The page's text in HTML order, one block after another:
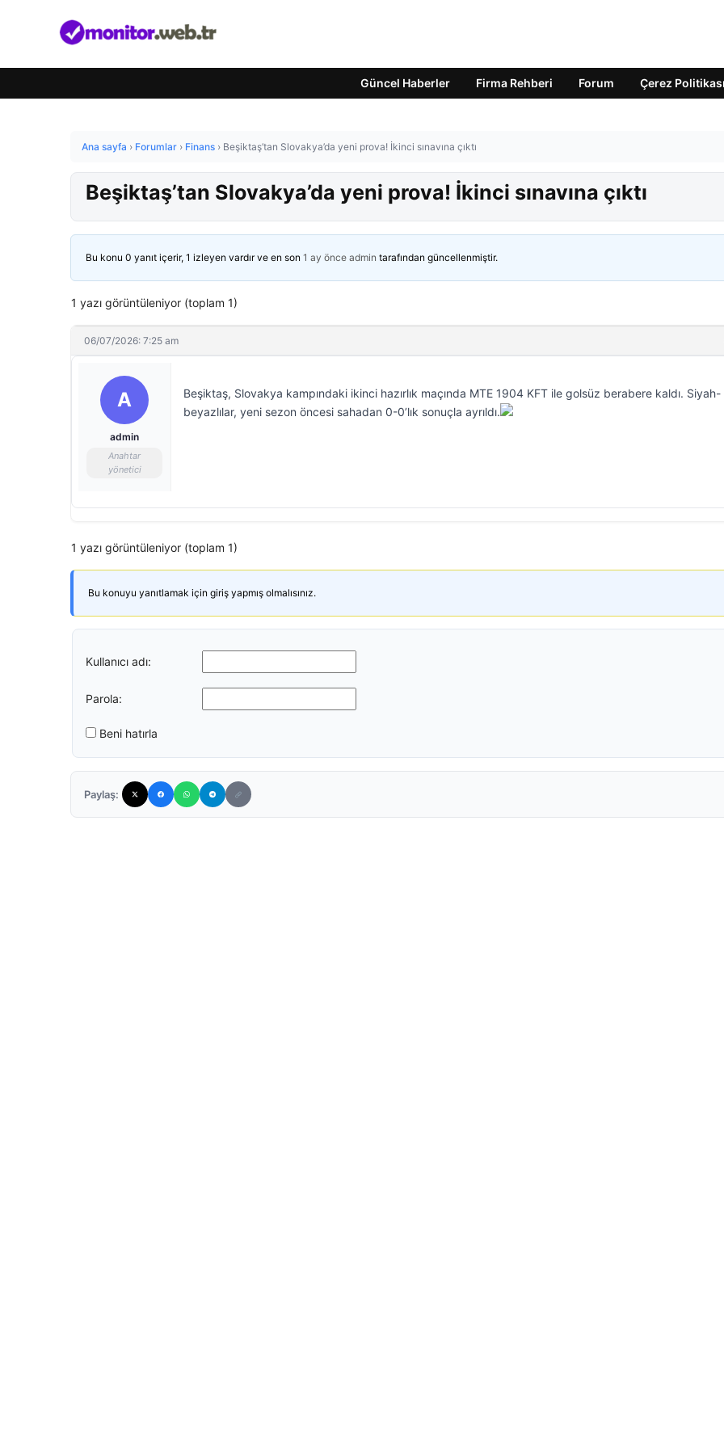
Güncel Haberler Firma Rehberi Forum Çerez Politikası
Ana sayfa › Forumlar › Finans › Beşiktaş’tan Slovakya’da yeni prova! İkinci sınavına çıktı
Beşiktaş’tan Slovakya’da yeni prova! İkinci sınavına çıktı
Bu konu 0 yanıt içerir, 1 izleyen vardır ve en son 1 ay önce admin tarafından güncellenmiştir.
1 yazı görüntüleniyor (toplam 1)
06/07/2026: 7:25 am
A
admin
Anahtar
yönetici
Beşiktaş, Slovakya kampındaki ikinci hazırlık maçında MTE 1904 KFT ile golsüz berabere kaldı. Siyah-
beyazlılar, yeni sezon öncesi sahadan 0-0’lık sonuçla ayrıldı.
1 yazı görüntüleniyor (toplam 1)
Bu konuyu yanıtlamak için giriş yapmış olmalısınız.
Kullanıcı adı:
Parola:
Beni hatırla
Paylaş: